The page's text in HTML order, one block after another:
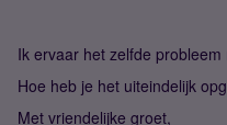
Ik ervaar het zelfde
Hoe heb je het uiteindelijk
Met vriendelijke groet,